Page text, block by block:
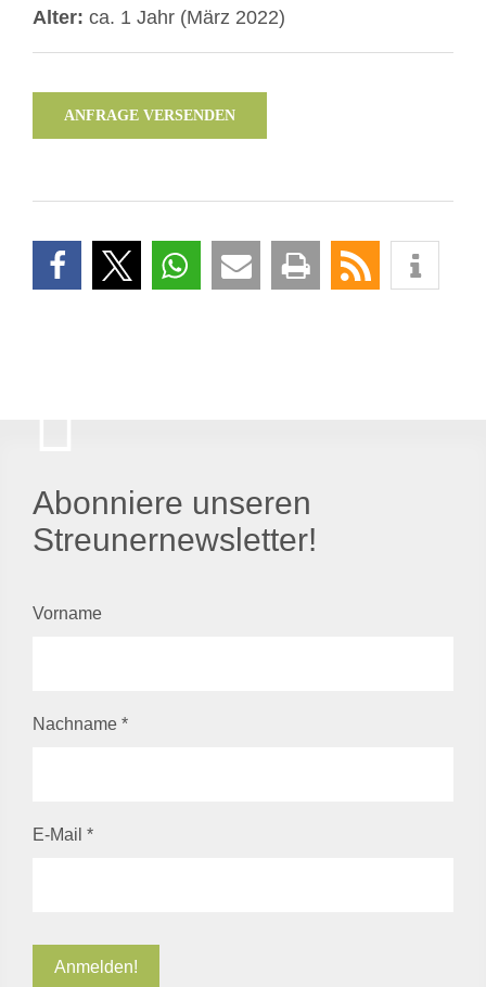
Alter: ca. 1 Jahr (März 2022)
ANFRAGE VERSENDEN
Abonniere unseren
Streunernewsletter!
Vorname
Nachname *
E-Mail *